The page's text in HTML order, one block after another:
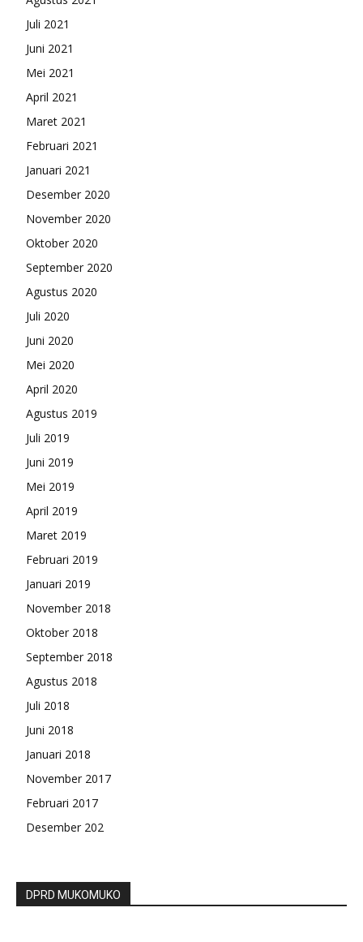
Juli 2021
Juni 2021
Mei 2021
April 2021
Maret 2021
Februari 2021
Januari 2021
Desember 2020
November 2020
Oktober 2020
September 2020
Agustus 2020
Juli 2020
Juni 2020
Mei 2020
April 2020
Agustus 2019
Juli 2019
Juni 2019
Mei 2019
April 2019
Maret 2019
Februari 2019
Januari 2019
November 2018
Oktober 2018
September 2018
Agustus 2018
Juli 2018
Juni 2018
Januari 2018
November 2017
Februari 2017
Desember 202
DPRD MUKOMUKO